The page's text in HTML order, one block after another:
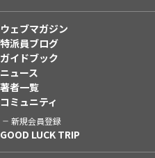
ウェブマガジン
特派員ブログ
ガイドブック
ニュース
著者一覧
コミュニティ
新規会員登録
GOOD LUCK TRIP